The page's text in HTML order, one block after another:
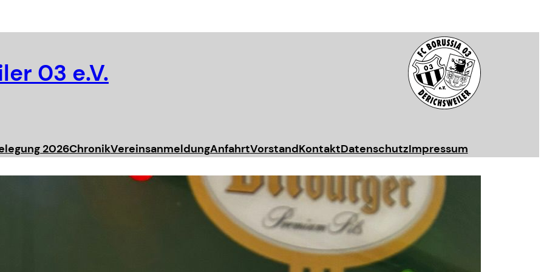
03 e.V.
2026ChronikVereinsanmeldungAnfahrtVorstandKontaktDatenschutzImpressum